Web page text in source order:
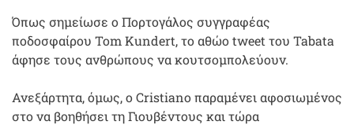
Όπως σημείωσε ο Πορτογάλος συγγραφέας
ποδοσφαίρου Tom Kundert, το αθώο tweet του Tabata
άφησε τους ανθρώπους να κουτσομπολεύουν.
Ανεξάρτητα, όμως, ο Cristiano παραμένει αφοσιωμένος
στο να βοηθήσει τη Γιουβέντους και τώρα